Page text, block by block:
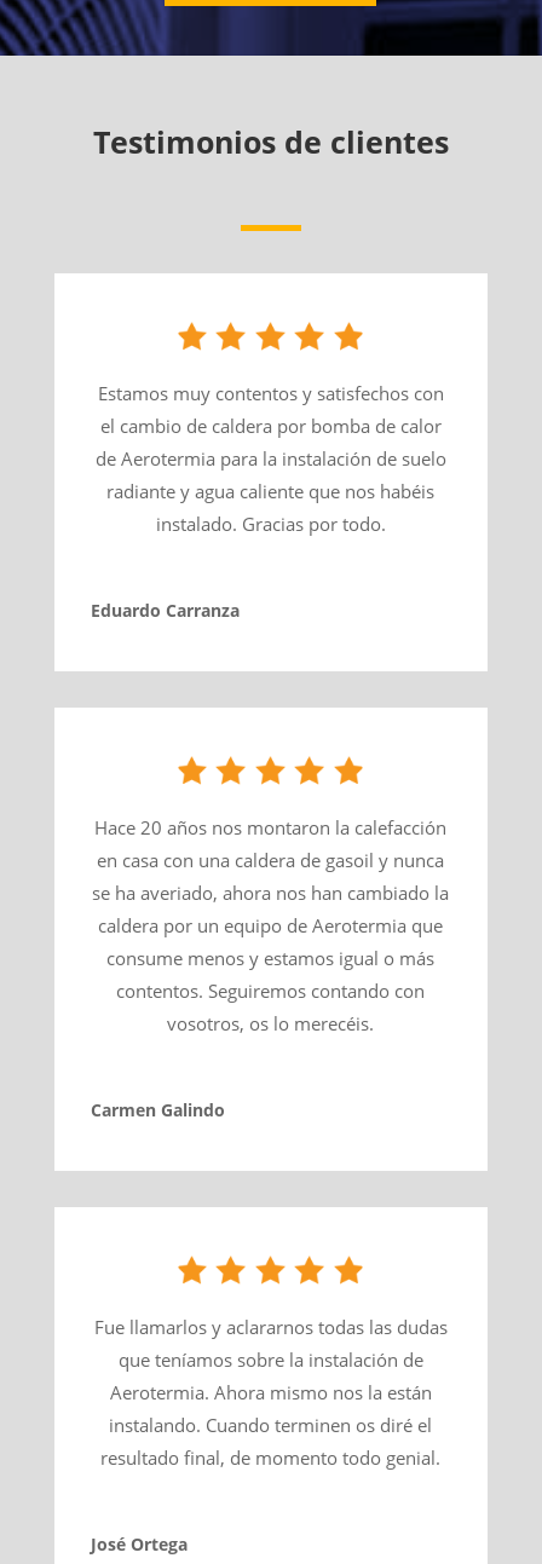
Testimonios de clientes
Estamos muy contentos y satisfechos con
el cambio de caldera por bomba de calor
de Aerotermia para la instalación de suelo
radiante y agua caliente que nos habéis
instalado. Gracias por todo.
Eduardo Carranza
Hace 20 años nos montaron la calefacción
en casa con una caldera de gasoil y nunca
se ha averiado, ahora nos han cambiado la
caldera por un equipo de Aerotermia que
consume menos y estamos igual o más
contentos. Seguiremos contando con
vosotros, os lo merecéis.
Carmen Galindo
Fue llamarlos y aclararnos todas las dudas
que teníamos sobre la instalación de
Aerotermia. Ahora mismo nos la están
instalando. Cuando terminen os diré el
resultado final, de momento todo genial.
José Ortega